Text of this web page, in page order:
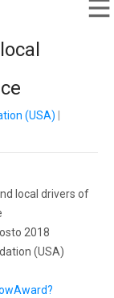
(USA)
local drivers of
2018
(USA)